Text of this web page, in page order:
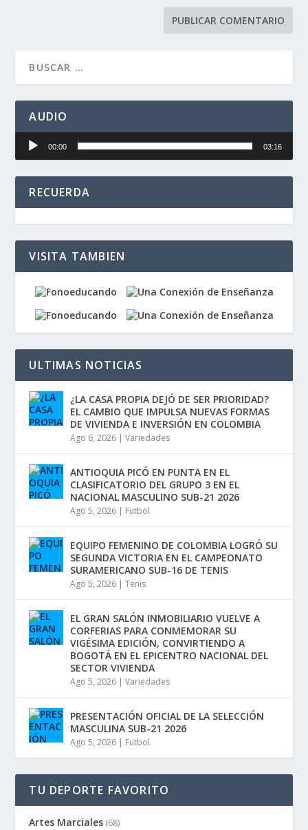
AUDIO
Reproductor
de
00:00 03:16
RECUERDA
VISITA TAMBIEN
ULTIMAS NOTICIAS
¿LA CASA PROPIA DEJÓ DE SER PRIORIDAD?
EL CAMBIO QUE IMPULSA NUEVAS FORMAS
DE VIVIENDA E INVERSIÓN EN COLOMBIA
Ago 6, 2026 |Variedades
ANTIOQUIA PICÓ EN PUNTA EN EL
CLASIFICATORIO DEL GRUPO 3 EN EL
NACIONAL MASCULINO SUB-21 2026
Ago 5, 2026 | Futbol
EQUIPO FEMENINO DE COLOMBIA LOGRÓ SU
SEGUNDA VICTORIA EN EL CAMPEONATO
SURAMERICANO SUB-16 DE TENIS
Ago 5, 2026 |Tenis
EL GRAN SALÓN INMOBILIARIO VUELVE A
CORFERIAS PARA CONMEMORAR SU
VIGÉSIMA EDICIÓN, CONVIRTIENDO A
BOGOTÁ EN EL EPICENTRO NACIONAL DEL
SECTOR VIVIENDA
Ago 5, 2026 |Variedades
PRESENTACIÓN OFICIAL DE LA SELECCIÓN
MASCULINA SUB-21 2026
Ago 5, 2026 | Futbol
TU DEPORTE FAVORITO
Artes Marciales (68)